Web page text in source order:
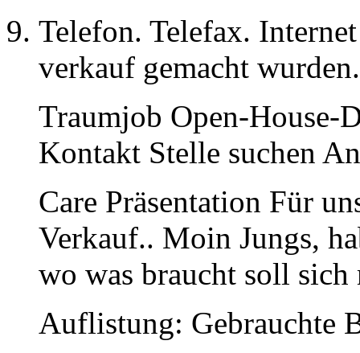
Telefon. Telefax.
verkauf gemacht
Traumjob Open-House-
Kontakt Stelle suchen
Care Präsentation Für
Verkauf.. Moin Jungs,
wo was braucht soll
Auflistung: Gebrauchte